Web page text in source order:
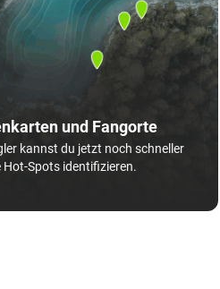
und Fangorte
kannst du jetzt noch schneller
Hot-Spots identifizieren.